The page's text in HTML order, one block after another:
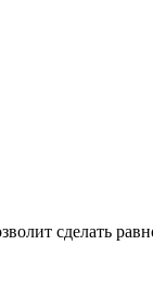
сделать